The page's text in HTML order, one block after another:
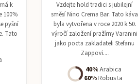
k
100%
pyšní
Tato
Vzdejte hold tradici s jubilejní
směsí Nino Crema Bar. Tato káva
byla vytvořena v roce 2020 k 50.
výročí založení pražírny Varanini
jako pocta zakladateli Stefanu
Zappovi....
40%Arabica
60%Robusta